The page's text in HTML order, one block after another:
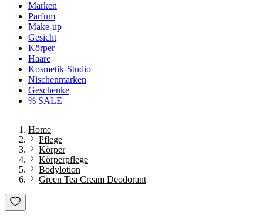
Marken
Parfum
Make-up
Gesicht
Körper
Haare
Kosmetik-Studio
Nischenmarken
Geschenke
% SALE
Home
Pflege
Körper
Körperpflege
Bodylotion
Green Tea Cream Deodorant